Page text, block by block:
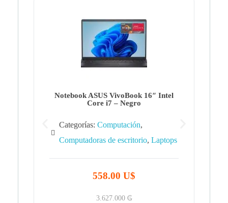
Notebook ASUS VivoBook 16″ Intel
Core i7 – Negro
Categorías: Computación,
Computadoras de escritorio, Laptops
558.00 U$
3.627.000 ₲